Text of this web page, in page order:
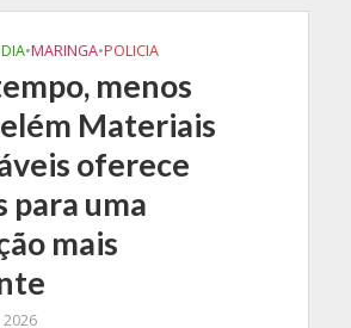
•MARINGA•POLICIA
menos
Materiais
oferece
para uma
mais